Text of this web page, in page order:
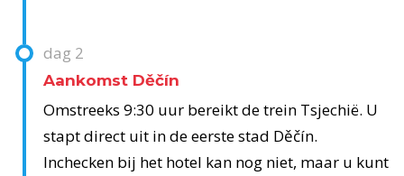
dag 2
Aankomst Děčín
Omstreeks 9:30 uur bereikt de trein Tsjechië. U
stapt direct uit in de eerste stad Děčín.
Inchecken bij het hotel kan nog niet, maar u kunt